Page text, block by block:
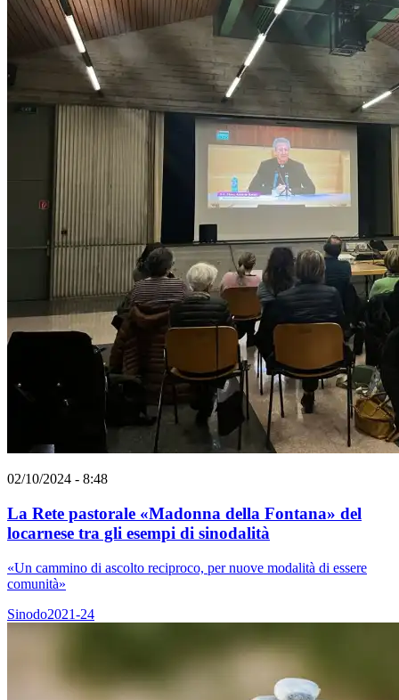
02/10/2024 - 8:48
La Rete pastorale «Madonna della Fontana» del
locarnese tra gli esempi di sinodalità
«Un cammino di ascolto reciproco, per nuove modalità di essere
comunità»
Sinodo2021-24